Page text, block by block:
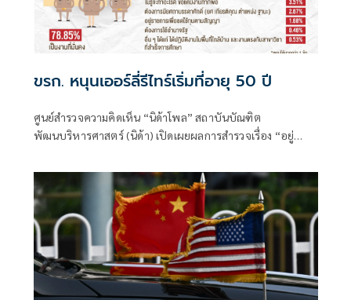
ขรก. หนุนเออร์ลี่รีไทร์เริ่มที่อายุ 50 ปี
ศูนย์สำรวจความคิดเห็น “นิด้าโพล” สถาบันบัณฑิต
พัฒนบริหารศาสตร์ (นิด้า) เปิดเผยผลการสำรวจเรื่อง “อยู่
สิงหาคม 2569 จากประชาชนที่มีอายุ 18-59 ปี